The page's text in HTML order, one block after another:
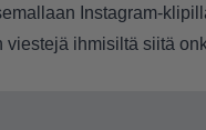
Instagram-
viestejä ihmisiltä siitä